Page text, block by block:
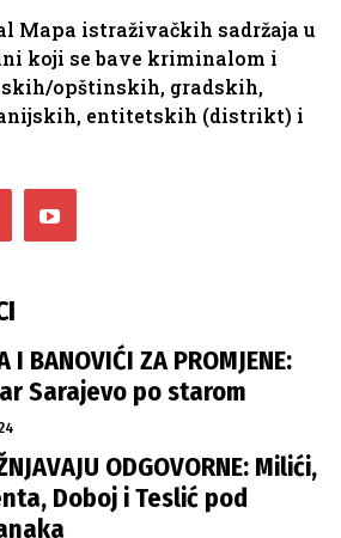
Mapa istraživačkih sadržaja u
koji se bave kriminalom i
opštinskih, gradskih,
entitetskih (distrikt) i
I BANOVIĆI ZA PROMJENE:
Sarajevo po starom
ODGOVORNE: Milići,
Doboj i Teslić pod